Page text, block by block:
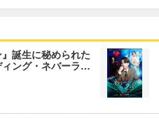
誕生に秘められた
ング・ネバーラ…